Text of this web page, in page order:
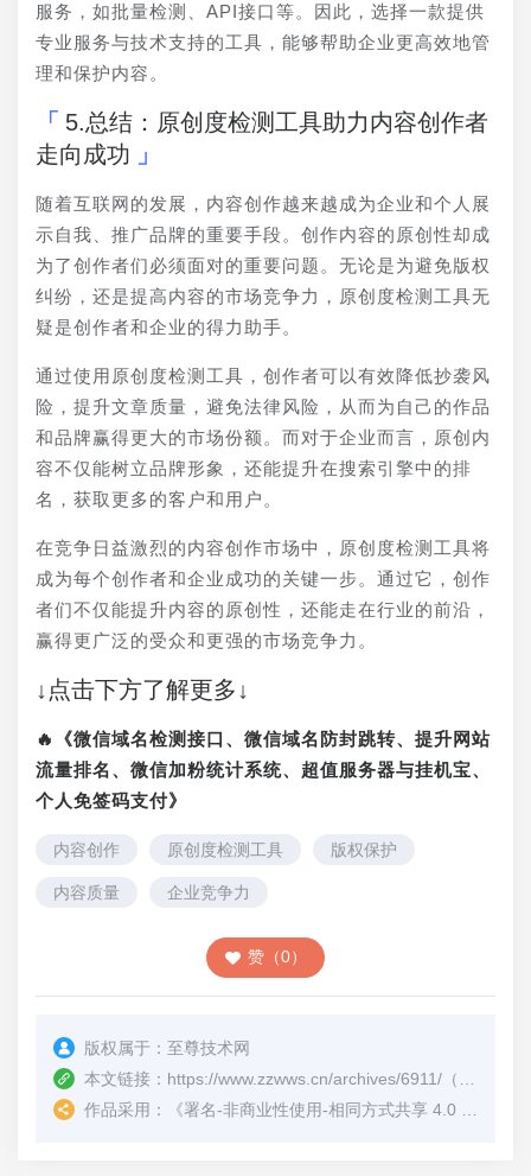
服务，如批量检测、API接口等。因此，选择一款提供
专业服务与技术支持的工具，能够帮助企业更高效地管
理和保护内容。
5.总结：原创度检测工具助力内容创作者
走向成功
随着互联网的发展，内容创作越来越成为企业和个人展
示自我、推广品牌的重要手段。创作内容的原创性却成
为了创作者们必须面对的重要问题。无论是为避免版权
纠纷，还是提高内容的市场竞争力，原创度检测工具无
疑是创作者和企业的得力助手。
通过使用原创度检测工具，创作者可以有效降低抄袭风
险，提升文章质量，避免法律风险，从而为自己的作品
和品牌赢得更大的市场份额。而对于企业而言，原创内
容不仅能树立品牌形象，还能提升在搜索引擎中的排
名，获取更多的客户和用户。
在竞争日益激烈的内容创作市场中，原创度检测工具将
成为每个创作者和企业成功的关键一步。通过它，创作
者们不仅能提升内容的原创性，还能走在行业的前沿，
赢得更广泛的受众和更强的市场竞争力。
↓点击下方了解更多↓
🔥《微信域名检测接口、微信域名防封跳转、提升网站
流量排名、微信加粉统计系统、超值服务器与挂机宝、
个人免签码支付》
内容创作 原创度检测工具 版权保护
内容质量 企业竞争力
赞（0）
版权属于： 至尊技术网
本文链接： https://www.zzwws.cn/archives/6911/ （转载时请注明本文出处及文章链接）
作品采用：
《署名-非商业性使用-相同方式共享 4.0 国际 (CC BY-NC-SA 4.0)